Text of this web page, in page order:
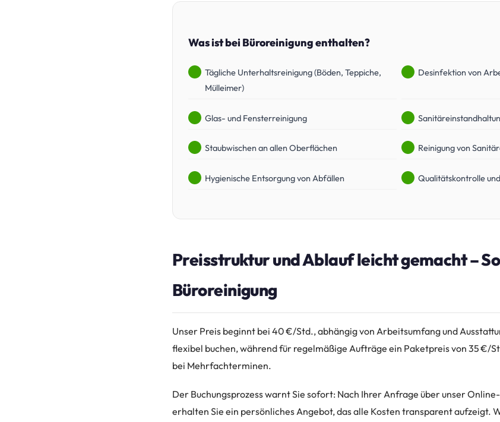
Was ist bei Büroreinigung enthalten?
Tägliche Unterhaltsreinigung (Böden, Teppiche,
Mülleimer)
Desinfektion von
Glas- und Fensterreinigung
Staubwischen an allen Oberflächen Reinigung von
Hygienische Entsorgung von Abfällen Qualitätskontrolle
Preisstruktur und Ablauf leicht gemacht –
Büroreinigung
Unser Preis beginnt bei 40 €/Std., abhängig von Arbeitsumfang und
flexibel buchen, während für regelmäßige Aufträge ein Paketpreis von 35 €/
bei Mehrfachterminen.
Der Buchungsprozess warnt Sie sofort: Nach Ihrer Anfrage über unser
erhalten Sie ein persönliches Angebot, das alle Kosten transparent aufzeigt.